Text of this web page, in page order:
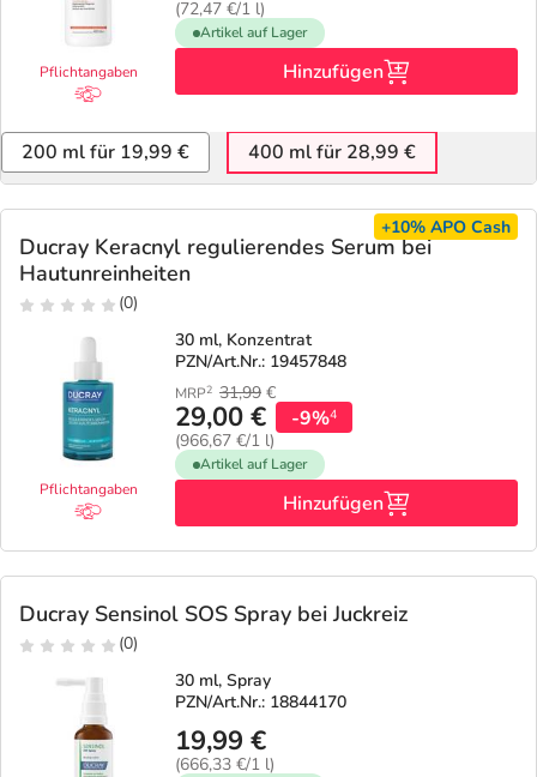
Pflichtangaben
(72,47 €/1 l)
Artikel auf Lager
Hinzufügen
200 ml für 19,99 € 400 ml für 28,99 €
Ducray Keracnyl regulierendes Serum bei
Hautunreinheiten
(0)
+10% APO Cash
Pflichtangaben
30 ml, Konzentrat
PZN/Art.Nr.: 19457848
MRP2 31,99 €
29,00 €
(966,67 €/1 l)
-9%4
Artikel auf Lager
Hinzufügen
Ducray Sensinol SOS Spray bei Juckreiz
(0)
30 ml, Spray
PZN/Art.Nr.: 18844170
19,99 €
(666,33 €/1 l)